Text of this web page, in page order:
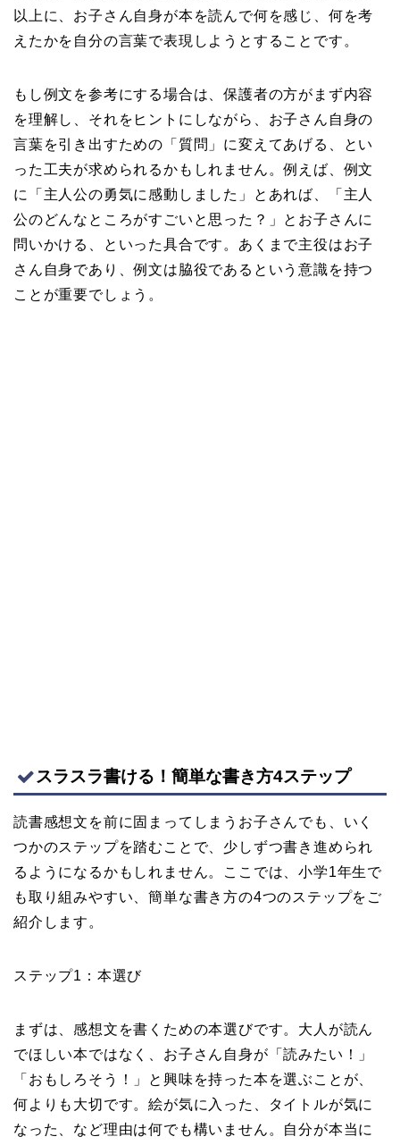
以上に、お子さん自身が本を読んで何を感じ、何を考
えたかを自分の言葉で表現しようとすることです。
もし例文を参考にする場合は、保護者の方がまず内容
を理解し、それをヒントにしながら、お子さん自身の
言葉を引き出すための「質問」に変えてあげる、とい
った工夫が求められるかもしれません。例えば、例文
に「主人公の勇気に感動しました」とあれば、「主人
公のどんなところがすごいと思った？」とお子さんに
問いかける、といった具合です。あくまで主役はお子
さん自身であり、例文は脇役であるという意識を持つ
ことが重要でしょう。
スラスラ書ける！簡単な書き方4ステップ
読書感想文を前に固まってしまうお子さんでも、いく
つかのステップを踏むことで、少しずつ書き進められ
るようになるかもしれません。ここでは、小学1年生で
も取り組みやすい、簡単な書き方の4つのステップをご
紹介します。
ステップ1：本選び
まずは、感想文を書くための本選びです。大人が読ん
でほしい本ではなく、お子さん自身が「読みたい！」
「おもしろそう！」と興味を持った本を選ぶことが、
何よりも大切です。絵が気に入った、タイトルが気に
なった、など理由は何でも構いません。自分が本当に